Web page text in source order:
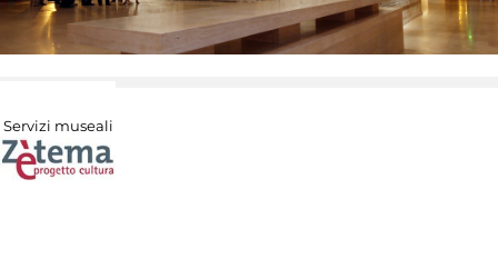
Servizi museali